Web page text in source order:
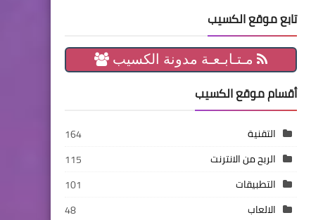
تابع موقع الكسيب
مـتـابـعـة مدونة الكسيب
أقسام موقع الكسيب
التقنية
164
الربح من الانترنت
115
التطبيقات
101
الالعاب
48